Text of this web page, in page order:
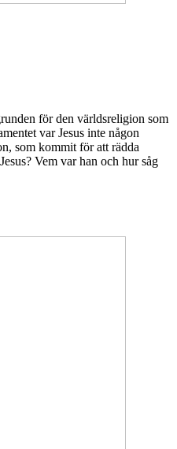
för den världsreligion som
var Jesus inte någon
som kommit för att rädda
Vem var han och hur såg